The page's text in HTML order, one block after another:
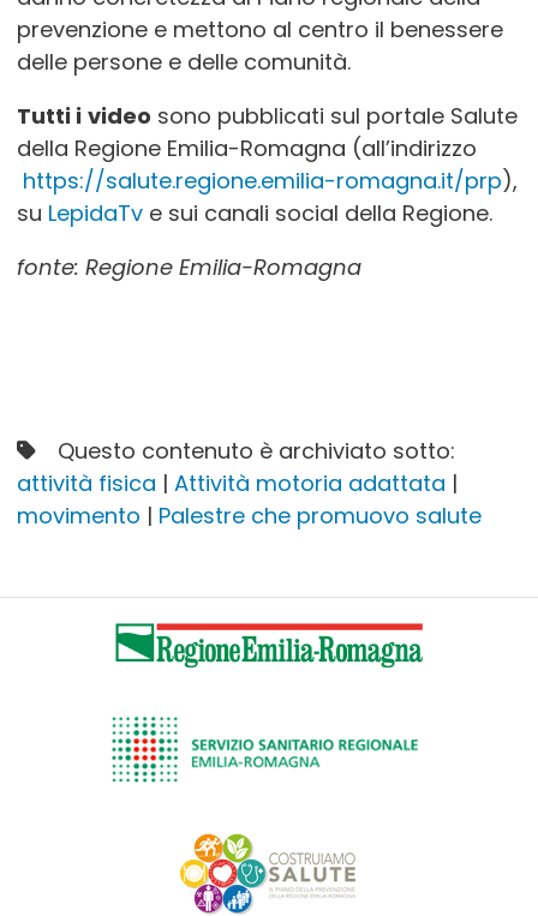
prevenzione e mettono al centro il benessere
delle persone e delle comunità.
Tutti i video sono pubblicati sul portale Salute
della Regione Emilia-Romagna (all’indirizzo
https://salute.regione.emilia-romagna.it/prp),
su LepidaTve sui canali social della Regione.
fonte: Regione Emilia-Romagna
Questo contenuto è archiviato sotto:
attività fisica | Attività motoria adattata |
movimento | Palestre che promuovo salute